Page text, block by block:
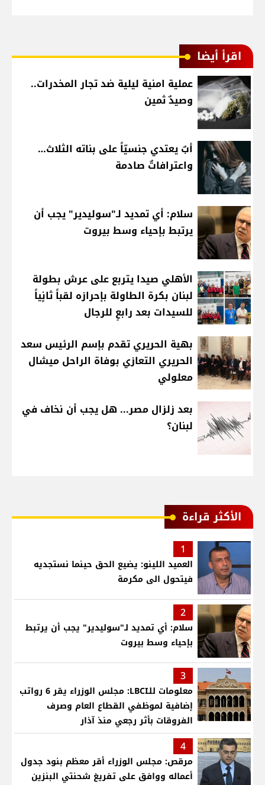
اقرأ أيضا
عملية امنية ليلية ضد تجار المخدرات..
وصيدٌ ثمين
أبٌ يعتدي جنسيّاً على بناته الثلاث…
واعترافاتٌ صادمة
سلام: أي تمديد لـ"سوليدير" يجب أن
يرتبط بإحياء وسط بيروت
الأهلي صيدا يتربع على عرش بطولة
لبنان بكرة الطاولة بإحرازه لقباً ثانٍياً
للسيدات بعد رابعٍ للرجال
بهية الحريري تقدم بإسم الرئيس سعد
الحريري التعازي بوفاة الراحل ميشال
معلولي
بعد زلزال مصر... هل يجب أن نخاف في
لبنان؟
الأكثر قراءة
1
العميد اللينو: يضيع الحق حينما نستجديه
فيتحول الى مكرمة
2
سلام: أي تمديد لـ"سوليدير" يجب أن يرتبط
بإحياء وسط بيروت
3
معلومات للـLBCI: مجلس الوزراء يقر 6 رواتب
إضافية لموظفي القطاع العام وصرف
الفروقات بأثر رجعي منذ آذار
4
مرقص: مجلس الوزراء أقر معظم بنود جدول
أعماله ووافق على تفريغ شحنتي البنزين